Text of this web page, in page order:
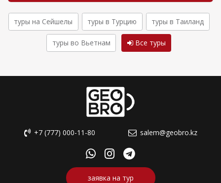
туры на Сейшелы туры в Турцию туры в Таиланд
туры во Вьетнам Все туры
+7 (777) 000-11-80 salem@geobro.kz
заявка на тур